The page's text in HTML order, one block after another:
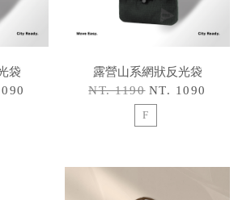
袋
露營山系網狀反光袋
NT. 1190 NT. 1090
F